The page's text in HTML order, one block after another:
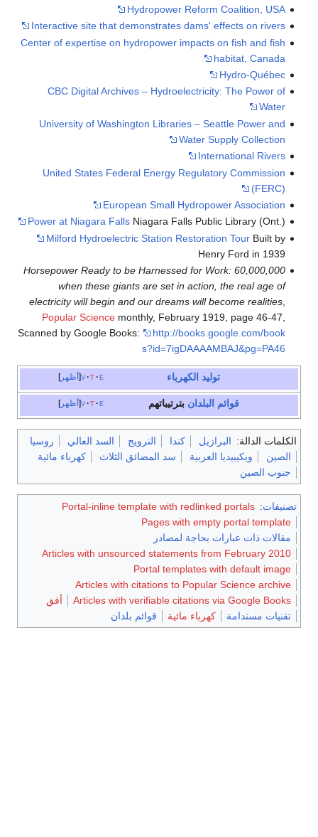
Hydropower
Interactive site that demonstrates
Center of expertise on hydropower
CBC Digital Archives –
University of Washington Libraries –
United States Federal Energy
European Small
Power at Niagara FallsNiagara Falls
Milford Hydroelectric Station
60,000,000 Horsepower Ready to be Harnessed
when these giants are set in
electricity will begin and our dreams
Popular Science monthly, February
Scanned by Google Books:
http://
أظهر t e
أظهر v t
كندا النرويج السد العالي
روسيا
سد المضائق الثلاث كهرباء مائية
Portal-inline template with
Pages with
لمصادر
Articles with unsourced statements
Portal
Articles with citations to
Articles with verifiable
أفق
مائية
قوائم بلدان